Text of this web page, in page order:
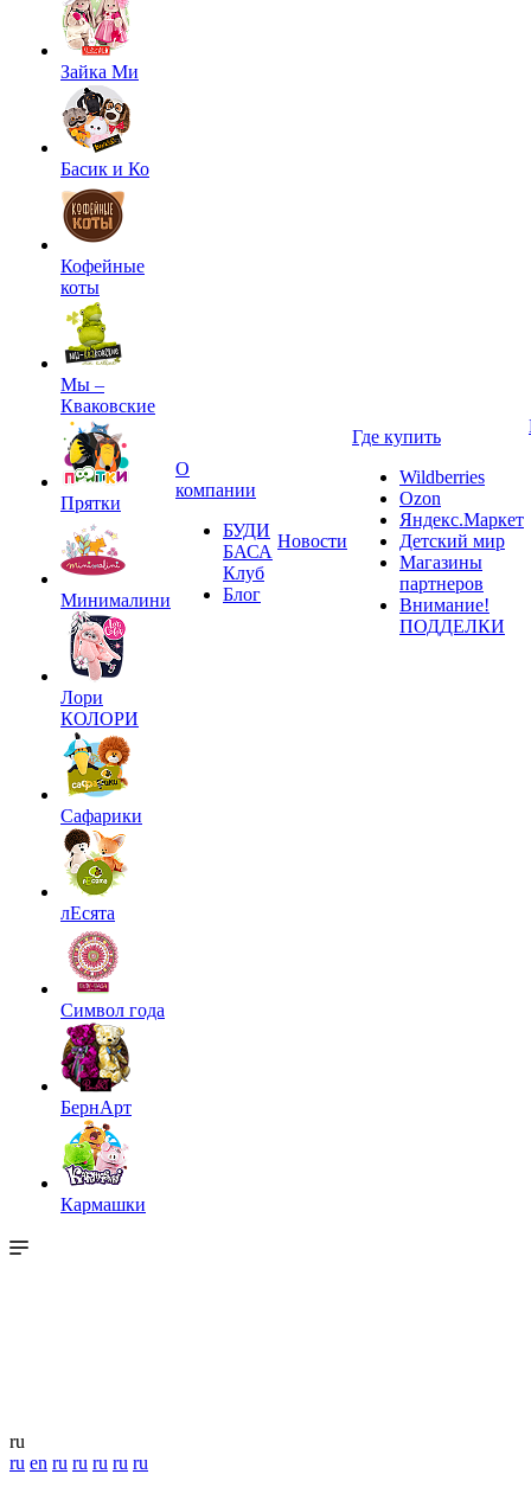
Зайка Ми
Басик и Ко
Кофейные
коты
Мы –
Кваковские
Прятки
Минималини
Лори
КОЛОРИ
Сафарики
лЕсята
Символ года
БернАрт
Кармашки
О
компании
БУДИ
БАСА
Клуб
Блог
Новости
Где купить
Wildberries
Ozon
Яндекс.Маркет
Детский мир
Магазины
партнеров
Внимание!
ПОДДЕЛКИ
ru
ru en ru ru ru ru ru